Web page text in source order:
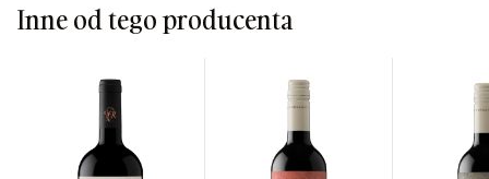
Inne od tego producenta